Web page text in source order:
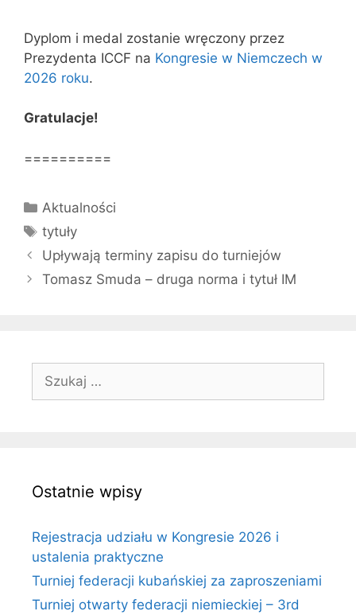
Dyplom i medal zostanie wręczony przez
Prezydenta ICCF na Kongresie w Niemczech w
2026 roku.
Gratulacje!
==========
Kategorie
Aktualności
Tagi
tytuły
Upływają terminy zapisu do turniejów
Tomasz Smuda – druga norma i tytuł IM
Ostatnie wpisy
Rejestracja udziału w Kongresie 2026 i
ustalenia praktyczne
Turniej federacji kubańskiej za zaproszeniami
Turniej otwarty federacji niemieckiej – 3rd